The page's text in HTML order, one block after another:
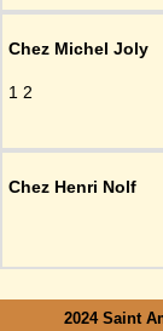
Chez Michel Joly
1 2
Chez Henri Nolf
2024 Saint